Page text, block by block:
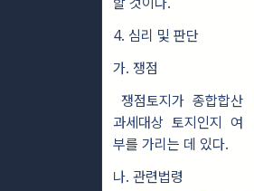
4. 심리 및 판단
가. 쟁점
쟁점토지가 종합합산
과세대상 토지인지 여
부를 가리는 데 있다.
나. 관련법령